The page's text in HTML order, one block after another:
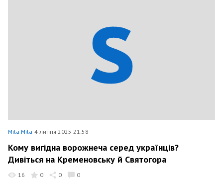
Mila Mila 4 липня 2025 21:58
Кому вигідна ворожнеча серед українців?
Дивіться на Кременовську й Святогора
16 0 0 0